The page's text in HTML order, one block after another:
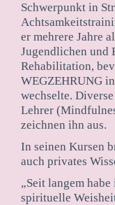
Schwerpunkt in
er mehrere Jahre
Jugendlichen und
Rehabilitation,
WEGZEHRUNG
wechselte.
Lehrer
zeichnen ihn aus.
In seinen Kursen
auch privates
„Seit langem
spirituelle